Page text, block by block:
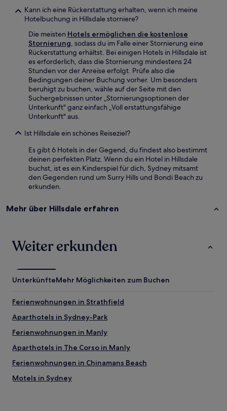
Kann ich eine Rückerstattung erhalten, wenn ich meine
Hotelbuchung in Hillsdale storniere?
Die meisten Hotels ermöglichen die kostenlose
Stornierung, sodass du im Falle einer Stornierung eine
Rückerstattung erhältst. Bei einigen Hotels in Hillsdale ist
es erforderlich, dass die Stornierung mindestens 24
Stunden vor der Anreise erfolgt. Prüfe also die
Bedingungen deiner Buchung vorher. Um besonders
beruhigt zu buchen, wähle auf der Seite mit den
Suchergebnissen unter „Stornierungsoptionen der
Unterkunft" ganz einfach „Voll erstattungsfähige
Unterkunft" aus.
Ist Hillsdale ein schönes Reiseziel?
Es gibt 6 Hotels in der Gegend, du findest also bestimmt
deinen perfekten Platz. Wenn du ein Hotel in Hillsdale
buchst, ist es ein Kinderspiel für dich, Sydney mitsamt
den Gegenden rund um Surry Hills und Bondi Beach zu
erkunden.
Mehr über Hillsdale erfahren
Weiter erkunden
UnterkünfteMehr Möglichkeiten zum Buchen
Ferienwohnungen in Strathfield
Aparthotels in Sydney-Park
Ferienwohnungen in Manly
Aparthotels in The Corso in Manly
Ferienwohnungen in Chinamans Beach
Motels in Sydney